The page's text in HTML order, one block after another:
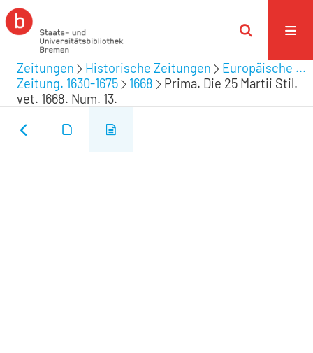
Zeitungen Historische Zeitungen
Europäische ...
Zeitung. 1630-1675
1668
Prima. Die 25 Martii Stil.
vet. 1668. Num. 13.